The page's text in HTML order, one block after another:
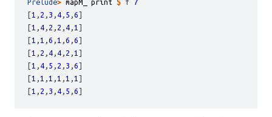
Prelude> mapM_ print $ f
7
[1 , 2 , 3 , 4 , 5 ,6]
[1 , 4 , 2 , 2 , 4 ,1 ]
[1 ,1 ,6 ,1 ,6 ,6]
[1 , 2 , 4 , 4 , 2 ,1 ]
[1 , 4 , 5 , 2 , 3 ,6]
[1 ,1 ,1 ,1 ,1 ,1 ]
[1 , 2 , 3 , 4 , 5 ,6]